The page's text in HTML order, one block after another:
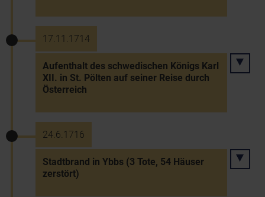
17.11.1714
Aufenthalt des schwedischen Königs Karl
XII. in St. Pölten auf seiner Reise durch
Österreich
24.6.1716
Stadtbrand in Ybbs (3 Tote, 54 Häuser
zerstört)